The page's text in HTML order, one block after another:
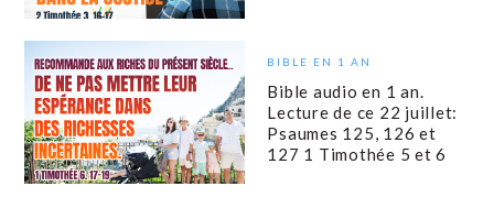
BIBLE EN 1 AN
Bible audio en 1 an.
Lecture de ce 22 juillet:
Psaumes 125, 126 et
127 1 Timothée 5 et 6